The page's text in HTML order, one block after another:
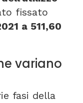
fissato
a 511,60
variano
fasi della